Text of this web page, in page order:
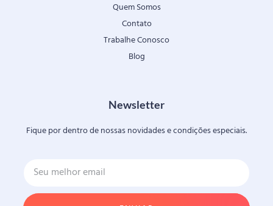
Quem Somos
Contato
Trabalhe Conosco
Blog
Newsletter
Fique por dentro de nossas novidades e condições especiais.